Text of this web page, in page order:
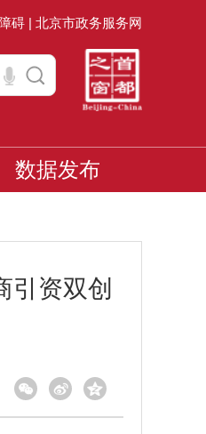
碍 | 北京市政务服务网
数据发布
资双创